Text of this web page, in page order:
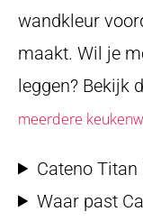
wandkleur
maakt. Wil je
leggen? Bekijk
meerdere
Cateno
Waar past